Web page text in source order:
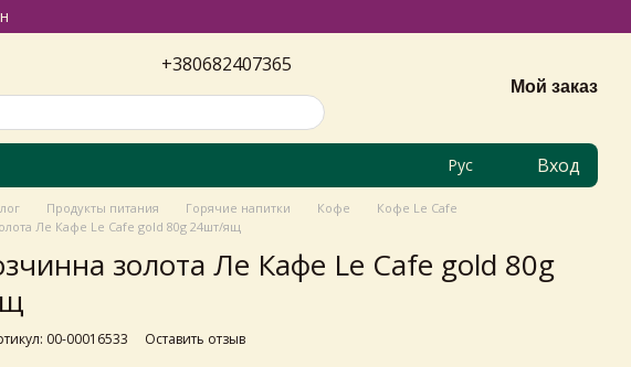
+380682407365
Мой заказ
Рус Вход
Продукты питания Горячие напитки Кофе
Кофе Le Cafe
Ле Кафе Le Cafe gold 80g 24шт/ящ
золота Ле Кафе Le Cafe gold 80g
00-00016533 Оставить отзыв